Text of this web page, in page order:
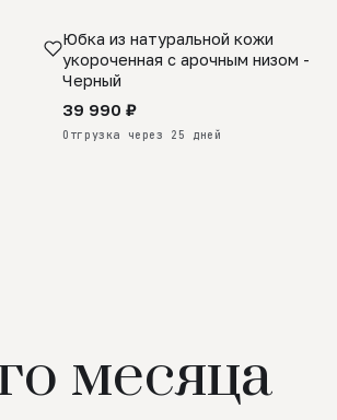
ПРЕДЗАКАЗ
Юбка из натуральной кожи
укороченная с арочным низом -
Черный
39 990 ₽
Отгрузка через 25 дней
месяца